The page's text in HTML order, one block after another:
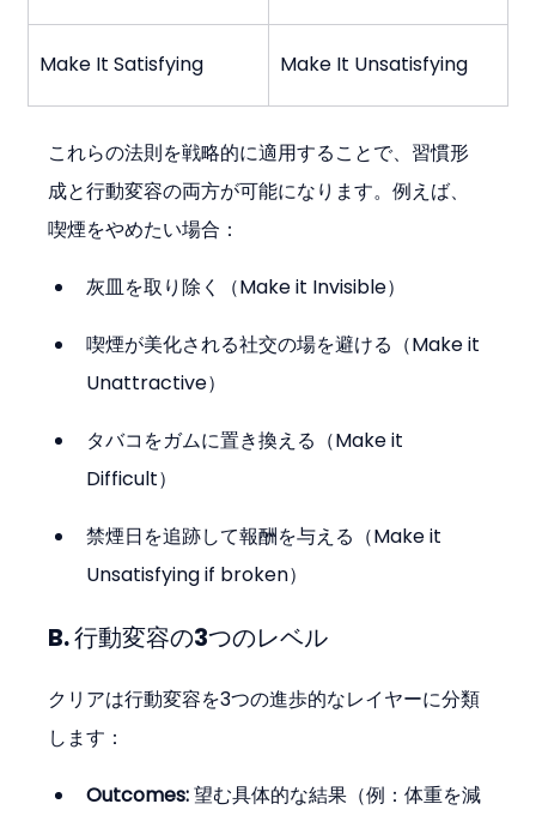
Make It Satisfying Make It Unsatisfying
これらの法則を戦略的に適用することで、習慣形
成と行動変容の両方が可能になります。例えば、
喫煙をやめたい場合：
灰皿を取り除く（Make it Invisible）
喫煙が美化される社交の場を避ける（Make it
Unattractive）
タバコをガムに置き換える（Make it
Difficult）
禁煙日を追跡して報酬を与える（Make it
Unsatisfying if broken）
B. 行動変容の3つのレベル
クリアは行動変容を3つの進歩的なレイヤーに分類
します：
Outcomes: 望む具体的な結果（例：体重を減